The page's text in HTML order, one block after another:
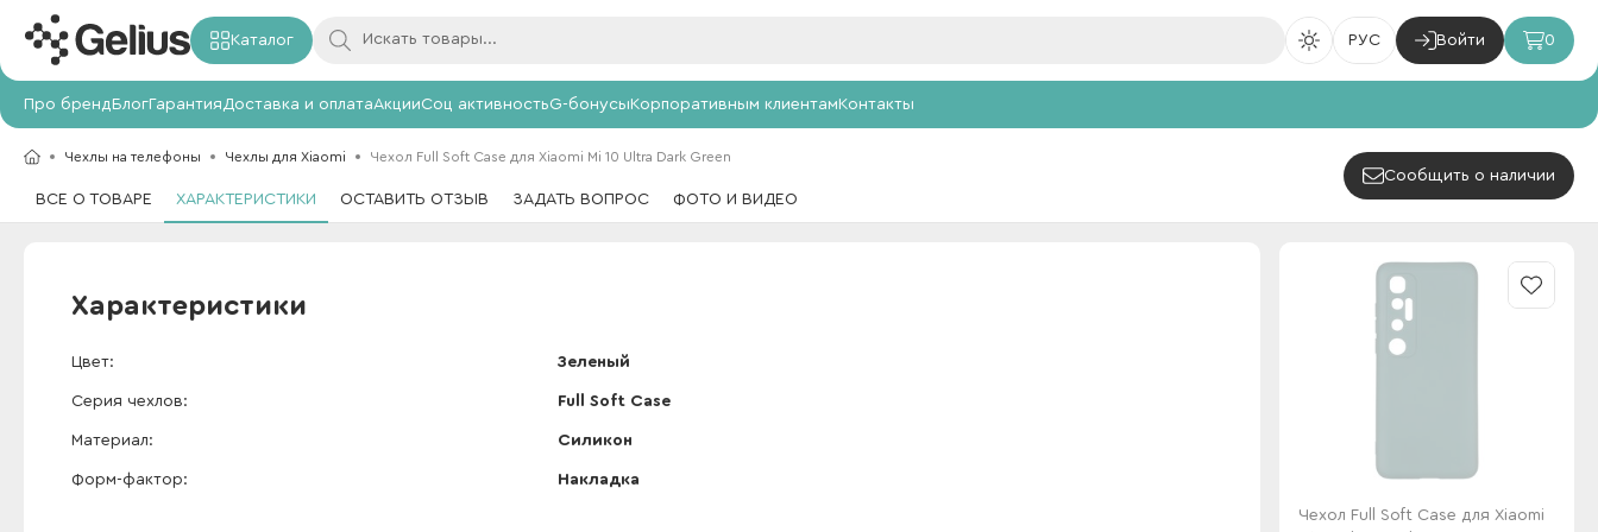
Каталог РУС Войти 0
Про брендБлогГарантия Доставка и оплатаАкцииСоц активностьG-бонусыКорпоративным клиентамКонтакты
Чехлы на телефоны Чехлы для Xiaomi Чехол Full Soft Case для Xiaomi Mi 10 Ultra Dark Green
ВСЕ О ТОВАРЕ ХАРАКТЕРИСТИКИ ОСТАВИТЬ ОТЗЫВ ЗАДАТЬ ВОПРОС ФОТО И ВИДЕО
Сообщить о наличии
Характеристики
Цвет Зеленый
Серия чехлов Full Soft Case
Материал Силикон
Форм-фактор Накладка
Чехол Full Soft Case для Xiaomi